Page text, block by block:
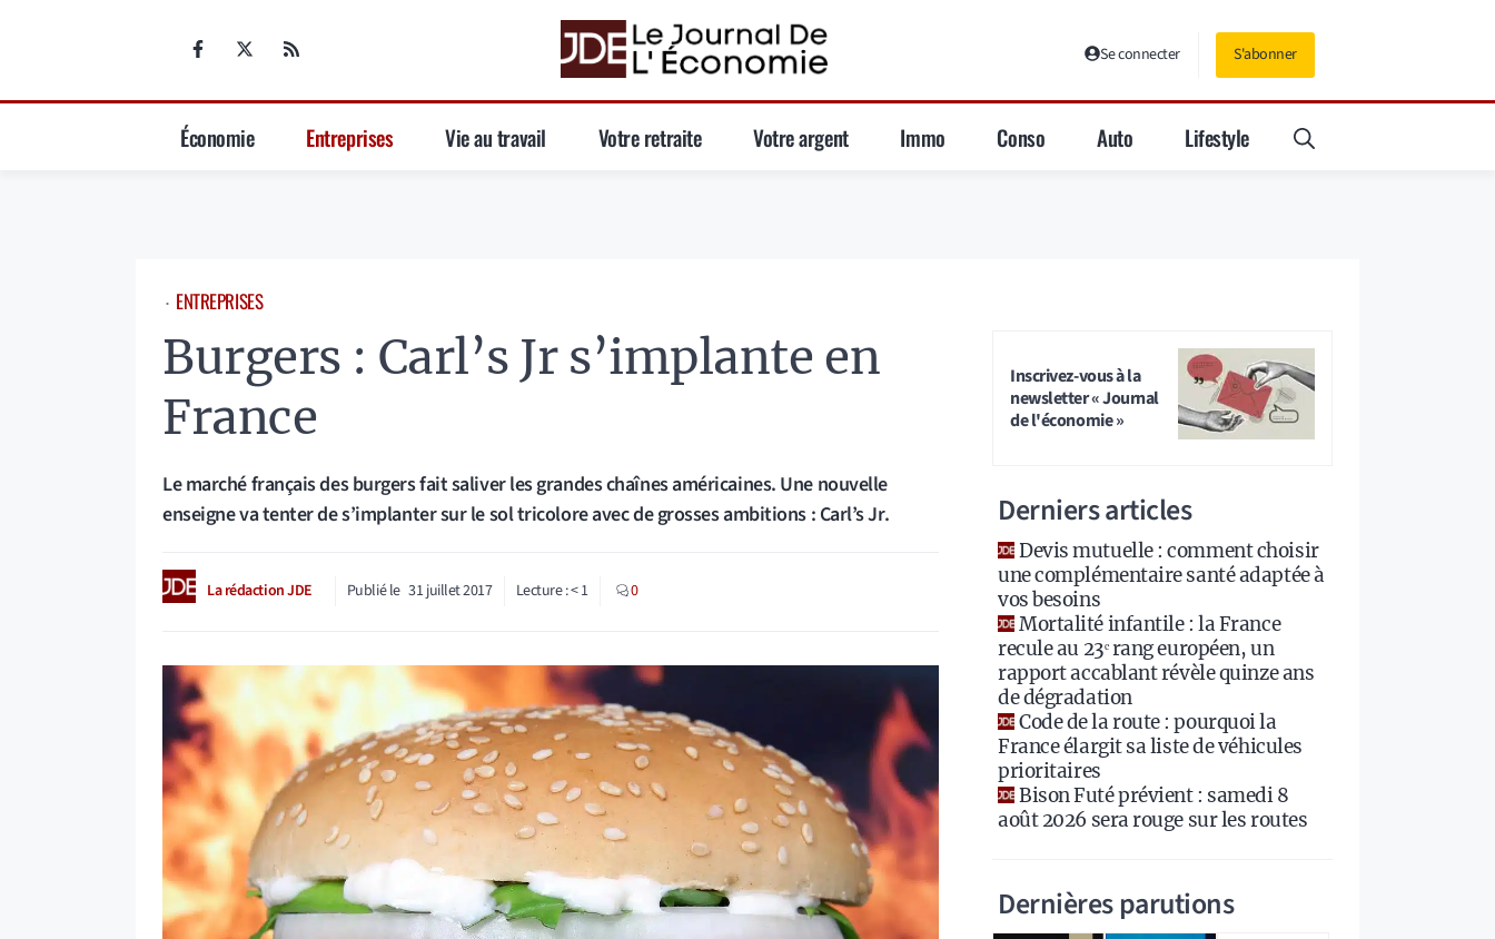
Se connecter S'abonner
Économie Entreprises Vie au travail Votre retraite Votre argent Immo Conso Auto Lifestyle
⋅ ENTREPRISES
Burgers : Carl’s Jr s’implante en
France
Le marché français des burgers fait saliver les grandes chaînes américaines. Une nouvelle
enseigne va tenter de s’implanter sur le sol tricolore avec de grosses ambitions : Carl’s Jr.
La rédaction JDE Publié le 31 juillet 2017 Lecture :< 1 0
Inscrivez-vous à la
newsletter « Journal
de l'économie »
Derniers articles
Devis mutuelle : comment choisir
une complémentaire santé adaptée à
vos besoins
Mortalité infantile : la France
recule au 23ᵉ rang européen, un
rapport accablant révèle quinze ans
de dégradation
Code de la route : pourquoi la
France élargit sa liste de véhicules
prioritaires
Bison Futé prévient : samedi 8
août 2026 sera rouge sur les routes
Dernières parutions